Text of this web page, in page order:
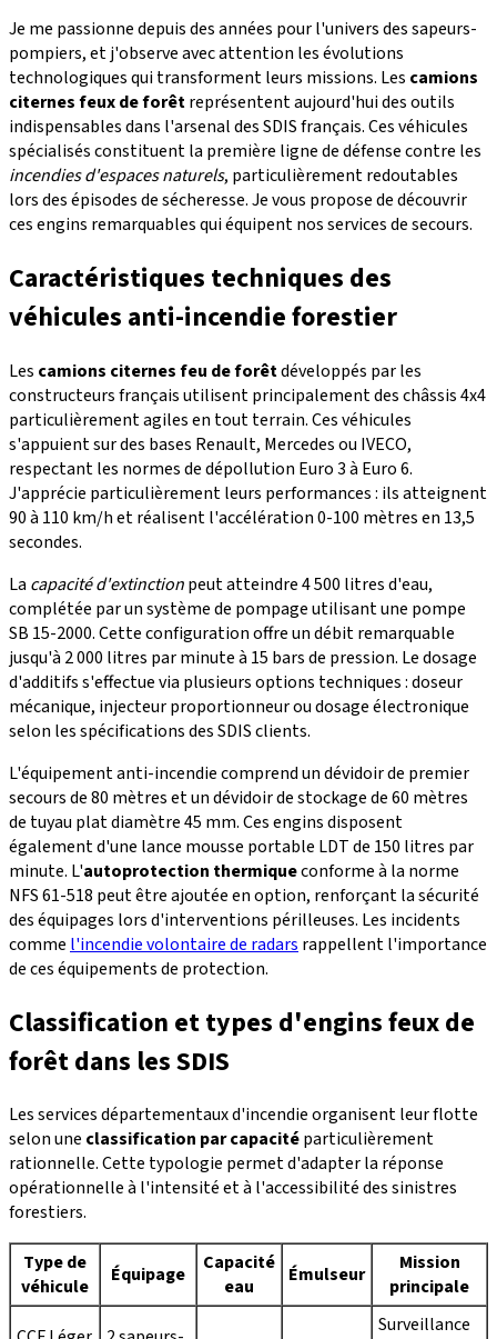
Je me passionne depuis des années pour l'univers des sapeurs-
pompiers, et j'observe avec attention les évolutions
technologiques qui transforment leurs missions. Les camions
citernes feux de forêtreprésentent aujourd'hui des outils
indispensables dans l'arsenal des SDIS français. Ces véhicules
spécialisés constituent la première ligne de défense contre les
incendies d'espaces naturels, particulièrement redoutables
lors des épisodes de sécheresse. Je vous propose de découvrir
ces engins remarquables qui équipent nos services de secours.
Caractéristiques techniques des
véhicules anti-incendie forestier
Les camions citernes feu de forêtdéveloppés par les
constructeurs français utilisent principalement des châssis 4x4
particulièrement agiles en tout terrain. Ces véhicules
s'appuient sur des bases Renault, Mercedes ou IVECO,
respectant les normes de dépollution Euro 3 à Euro 6.
J'apprécie particulièrement leurs performances : ils atteignent
90 à 110 km/h et réalisent l'accélération 0-100 mètres en 13,5
secondes.
La capacité d'extinctionpeut atteindre 4 500 litres d'eau,
complétée par un système de pompage utilisant une pompe
SB 15-2000. Cette configuration offre un débit remarquable
jusqu'à 2 000 litres par minute à 15 bars de pression. Le dosage
d'additifs s'effectue via plusieurs options techniques : doseur
mécanique, injecteur proportionneur ou dosage électronique
selon les spécifications des SDIS clients.
L'équipement anti-incendie comprend un dévidoir de premier
secours de 80 mètres et un dévidoir de stockage de 60 mètres
de tuyau plat diamètre 45 mm. Ces engins disposent
également d'une lance mousse portable LDT de 150 litres par
minute. L'autoprotection thermiqueconforme à la norme
NFS 61-518 peut être ajoutée en option, renforçant la sécurité
des équipages lors d'interventions périlleuses. Les incidents
comme l'incendie volontaire de radars rappellent l'importance
de ces équipements de protection.
Classification et types d'engins feux de
forêt dans les SDIS
Les services départementaux d'incendie organisent leur flotte
selon une classification par capacitéparticulièrement
rationnelle. Cette typologie permet d'adapter la réponse
opérationnelle à l'intensité et à l'accessibilité des sinistres
forestiers.
Type de
véhicule
Équipage
Capacité
eau
Émulseur
Mission
principale
Surveillance